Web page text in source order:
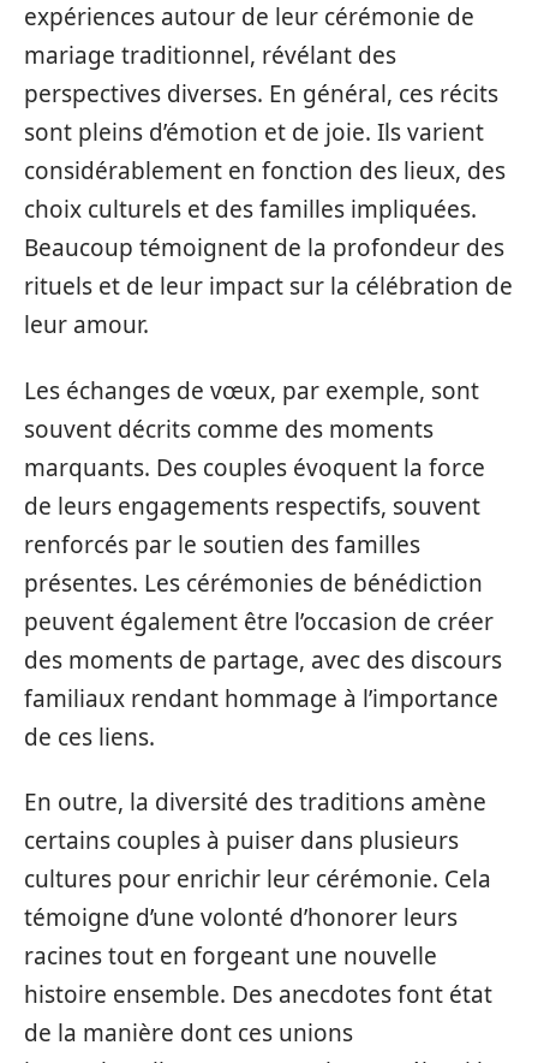
expériences autour de leur cérémonie de
mariage traditionnel, révélant des
perspectives diverses. En général, ces récits
sont pleins d’émotion et de joie. Ils varient
considérablement en fonction des lieux, des
choix culturels et des familles impliquées.
Beaucoup témoignent de la profondeur des
rituels et de leur impact sur la célébration de
leur amour.
Les échanges de vœux, par exemple, sont
souvent décrits comme des moments
marquants. Des couples évoquent la force
de leurs engagements respectifs, souvent
renforcés par le soutien des familles
présentes. Les cérémonies de bénédiction
peuvent également être l’occasion de créer
des moments de partage, avec des discours
familiaux rendant hommage à l’importance
de ces liens.
En outre, la diversité des traditions amène
certains couples à puiser dans plusieurs
cultures pour enrichir leur cérémonie. Cela
témoigne d’une volonté d’honorer leurs
racines tout en forgeant une nouvelle
histoire ensemble. Des anecdotes font état
de la manière dont ces unions